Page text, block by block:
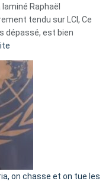
fake
news
»
Raphaël
tendu sur LCI, Ce
dépassé, est bien
Tegnér
exulte
« Zemmour
a
tout
parle
on chasse et on tue les